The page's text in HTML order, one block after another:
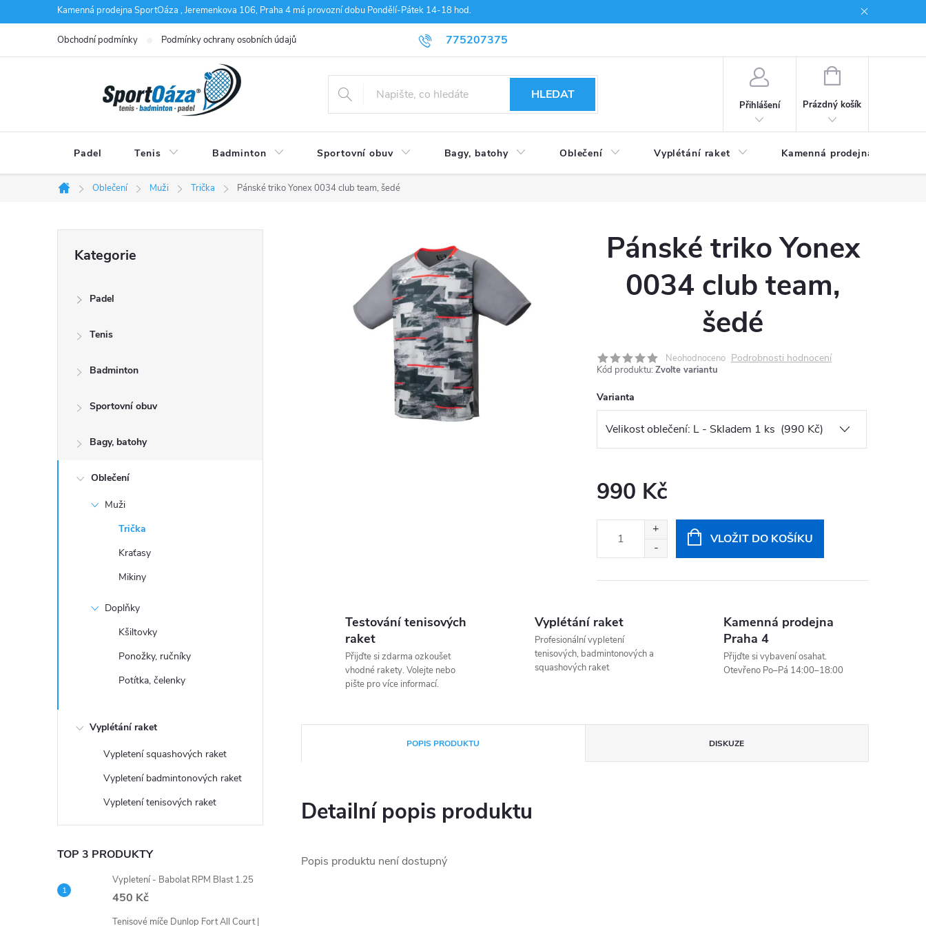
na
Kamenná prodejna SportOáza , Jeremenkova 106, Praha 4 má provozní dobu Pondělí-Pátek 14-18 hod.
775207375
Obchodní podmínky Podmínky ochrany osobních údajů
HLEDAT
Přihlášení
NÁKUPNÍ
Prázdný košík
Padel Tenis Badminton Sportovní obuv Bagy, batohy Oblečení Vyplétání raket Kamenná prodejna
Domů
Oblečení Muži Trička Pánské triko Yonex 0034 club team, šedé
n
kategorie
Kategorie
Padel
Tenis
Badminton
Sportovní obuv
Bagy, batohy
Oblečení
Muži
Trička
Kraťasy
Mikiny
Doplňky
Kšiltovky
Ponožky, ručníky
Potítka, čelenky
Vyplétání raket
Vypletení squashových raket
Vypletení badmintonových raket
Vypletení tenisových raket
TOP 3 PRODUKTY
Vypletení - Babolat RPM Blast 1.25
450 Kč
Tenisové míče Dunlop Fort All Court |
Pánské triko Yonex
0034 club team,
šedé
Neohodnoceno Podrobnosti hodnocení
Kód produktu: Zvolte variantu
Varianta
990 Kč
VLOŽIT DO KOŠÍKU
Testování tenisových
raket
Přijďte si zdarma ozkoušet
vhodné rakety. Volejte nebo
pište pro více informací.
Vyplétání raket
Profesionální vypletení
tenisových, badmintonových a
squashových raket
Kamenná prodejna
Praha 4
Přijďte si vybavení osahat.
Otevřeno Po–Pá 14:00–18:00
POPIS PRODUKTU DISKUZE
Detailní popis produktu
Popis produktu není dostupný